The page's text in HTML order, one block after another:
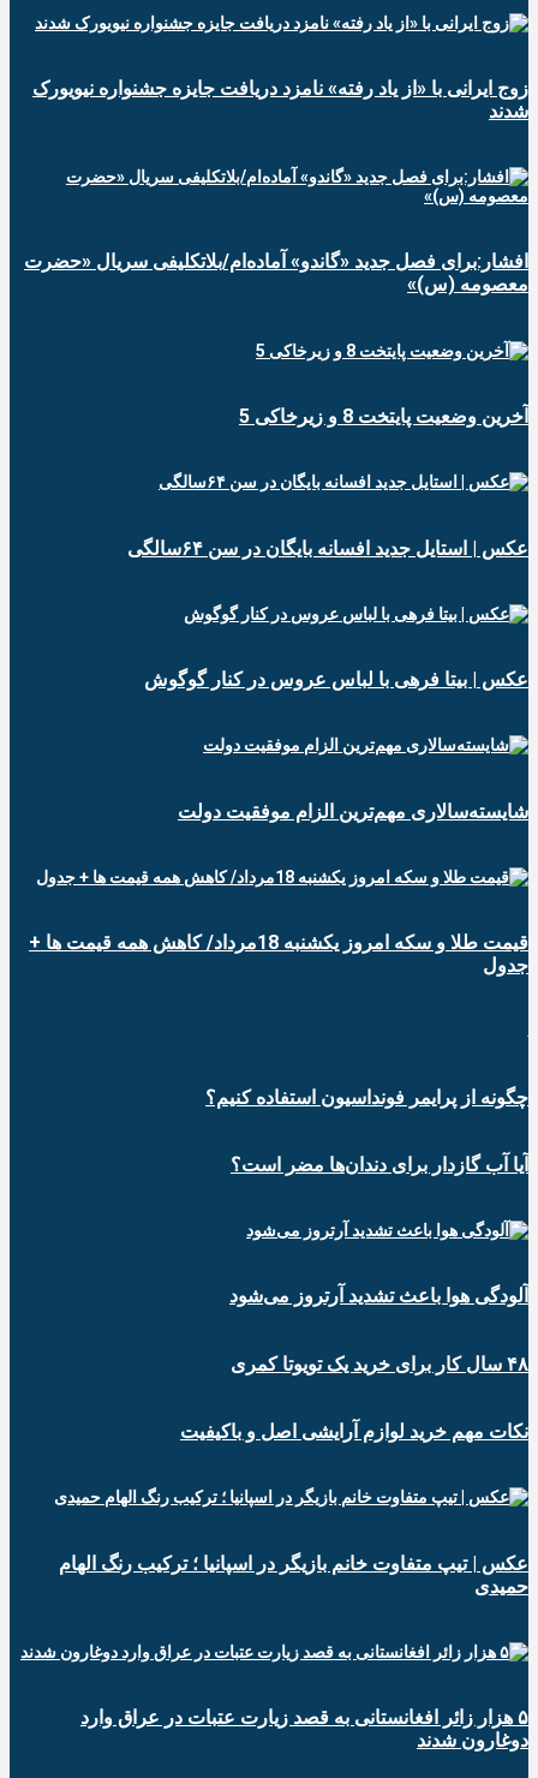
زوج ایرانی با «از یاد رفته» نامزد دریافت جایزه جشنواره نیویورک
شدند
افشار:برای فصل جدید «گاندو» آماده‌ام/بلاتکلیفی سریال «حضرت
معصومه (س)»
آخرین وضعیت پایتخت 8 و زیرخاکی 5
عکس | استایل جدید افسانه بایگان در سن ۶۴سالگی
عکس | بیتا فرهی با لباس عروس در کنار گوگوش
شایسته‌سالاری مهم‌ترین الزام موفقیت دولت
قیمت طلا و سکه امروز یکشنبه 18مرداد/ کاهش همه قیمت ها +
جدول
چگونه از پرایمر فونداسیون استفاده کنیم؟
آیا آب گازدار برای دندان‌ها مضر است؟
آلودگی هوا باعث تشدید آرتروز می‌شود
۴۸ سال کار برای خرید یک تویوتا کمری
نکات مهم خرید لوازم آرایشی اصل و باکیفیت
عکس | تیپ متفاوت خانم بازیگر در اسپانیا ؛ ترکیب رنگ الهام
حمیدی
۵ هزار زائر افغانستانی به قصد زیارت عتبات در عراق وارد
دوغارون شدند